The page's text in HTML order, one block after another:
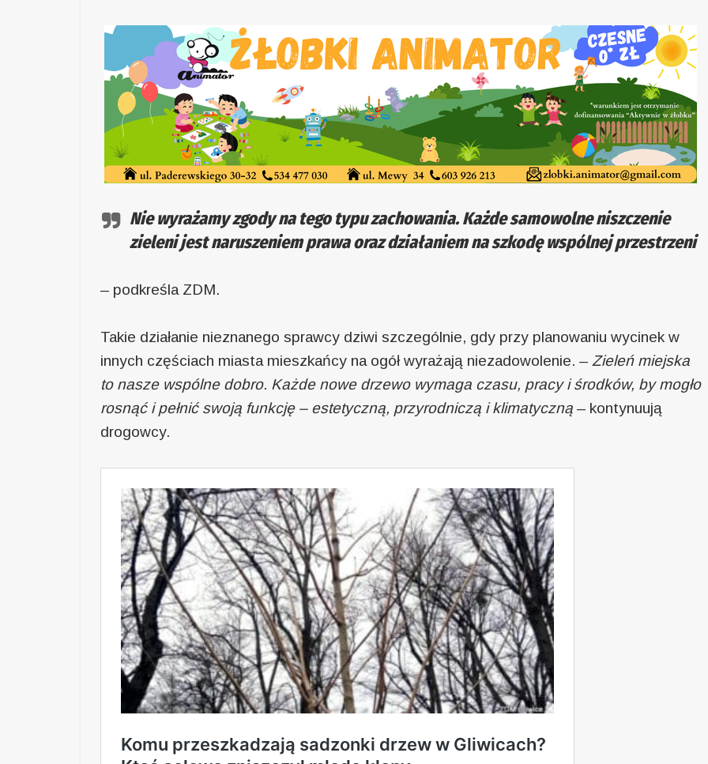
Nie wyrażamy zgody na tego typu zachowania. Każde samowolne niszczenie
zieleni jest naruszeniem prawa oraz działaniem na szkodę wspólnej przestrzeni
– podkreśla ZDM.
Takie działanie nieznanego sprawcy dziwi szczególnie, gdy przy planowaniu wycinek w
innych częściach miasta mieszkańcy na ogół wyrażają niezadowolenie. – Zieleń miejska
to nasze wspólne dobro. Każde nowe drzewo wymaga czasu, pracy i środków, by mogło
rosnąć i pełnić swoją funkcję – estetyczną, przyrodniczą i klimatyczną – kontynuują
drogowcy.